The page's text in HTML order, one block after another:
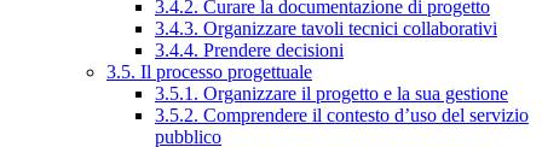
3.4.2. Curare la documentazione di progetto
3.4.3. Organizzare tavoli tecnici collaborativi
3.4.4. Prendere decisioni
3.5. Il processo progettuale
3.5.1. Organizzare il progetto e la sua gestione
3.5.2. Comprendere il contesto d’uso del servizio
pubblico